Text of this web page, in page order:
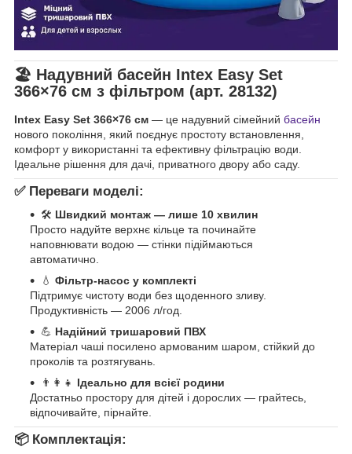
🏖️ Надувний басейн Intex Easy Set
366×76 см з фільтром (арт. 28132)
Intex Easy Set 366×76 см — це надувний сімейний басейн
нового покоління, який поєднує простоту встановлення,
комфорт у використанні та ефективну фільтрацію води.
Ідеальне рішення для дачі, приватного двору або саду.
✅ Переваги моделі:
🛠 Швидкий монтаж — лише 10 хвилин
Просто надуйте верхнє кільце та починайте
наповнювати водою — стінки підіймаються
автоматично.
💧 Фільтр-насос у комплекті
Підтримує чистоту води без щоденного зливу.
Продуктивність — 2006 л/год.
💪 Надійний тришаровий ПВХ
Матеріал чаші посилено армованим шаром, стійкий до
проколів та розтягувань.
👨‍👩‍👧 Ідеально для всієї родини
Достатньо простору для дітей і дорослих — грайтесь,
відпочивайте, пірнайте.
📦 Комплектація: